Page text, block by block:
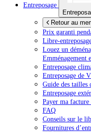
Entreposage
Retour au
Prix garanti
Libre-
Louez un
Emménagement
Entreposage
Entreposage de
Guide des tailles
Entreposage
Payer ma facture
FAQ
Conseils sur le
Fournitures